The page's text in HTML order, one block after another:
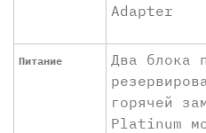
Adapter
Питание
Два блока
горячей
Platinum